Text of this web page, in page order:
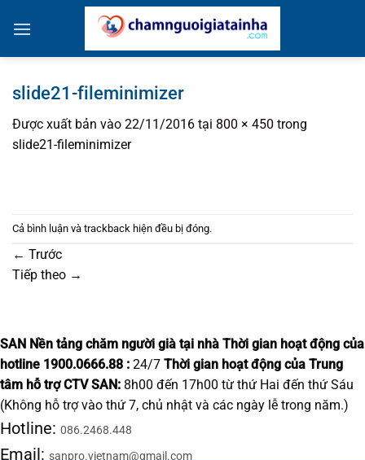
qua
slide21-fileminimizer
Được xuất bản vào 22/11/2016 tại 800 × 450 trong
slide21-fileminimizer
Cả bình luận và trackback hiện đều bị đóng.
← Trước
Tiếp theo →
SAN Nền tảng chăm người già tại nhà Thời gian hoạt động của
hotline 1900.0666.88 : 24/7 Thời gian hoạt động của Trung
tâm hỗ trợ CTV SAN: 8h00 đến 17h00 từ thứ Hai đến thứ Sáu
(Không hỗ trợ vào thứ 7, chủ nhật và các ngày lễ trong năm.)
Hotline: 086.2468.448
Email: sanpro.vietnam@gmail.com